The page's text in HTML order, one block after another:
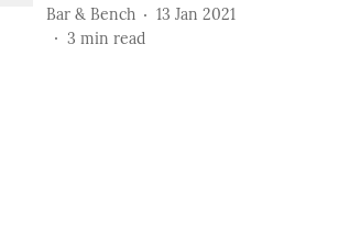
Bar & Bench
13 Jan 2021
3 min read